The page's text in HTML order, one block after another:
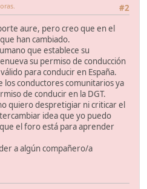
#2
aure, pero creo que en el
han cambiado.
que establece su
su permiso de conducción
para conducir en España.
conductores comunitarios ya
de conducir en la DGT.
quiero despretigiar ni criticar el
idea que yo puedo
el foro está para aprender
a algún compañero/a